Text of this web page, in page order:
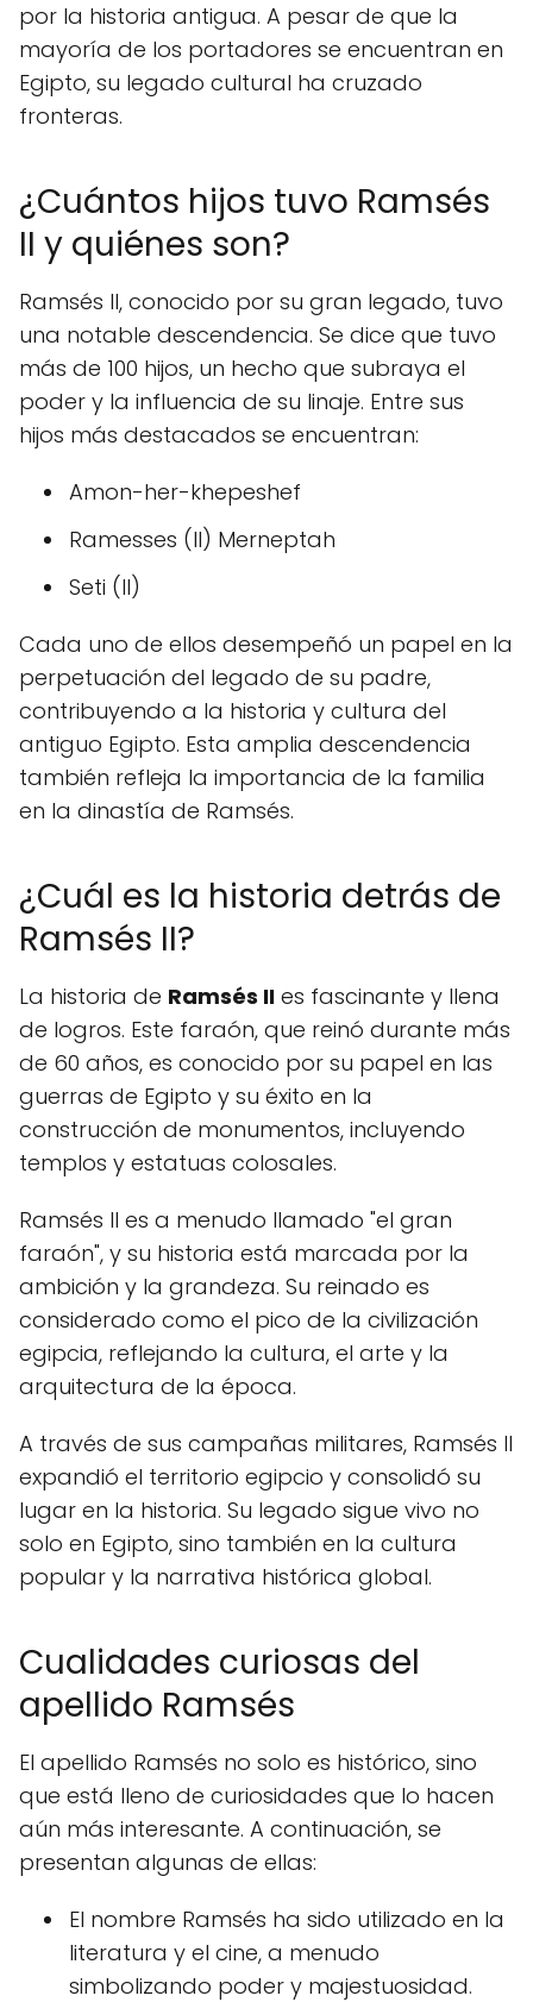
por la historia antigua. A pesar de que la
mayoría de los portadores se encuentran en
Egipto, su legado cultural ha cruzado
fronteras.
¿Cuántos hijos tuvo Ramsés
II y quiénes son?
Ramsés II, conocido por su gran legado, tuvo
una notable descendencia. Se dice que tuvo
más de 100 hijos, un hecho que subraya el
poder y la influencia de su linaje. Entre sus
hijos más destacados se encuentran:
Amon-her-khepeshef
Ramesses (II) Merneptah
Seti (II)
Cada uno de ellos desempeñó un papel en la
perpetuación del legado de su padre,
contribuyendo a la historia y cultura del
antiguo Egipto. Esta amplia descendencia
también refleja la importancia de la familia
en la dinastía de Ramsés.
¿Cuál es la historia detrás de
Ramsés II?
La historia de Ramsés II es fascinante y llena
de logros. Este faraón, que reinó durante más
de 60 años, es conocido por su papel en las
guerras de Egipto y su éxito en la
construcción de monumentos, incluyendo
templos y estatuas colosales.
Ramsés II es a menudo llamado "el gran
faraón", y su historia está marcada por la
ambición y la grandeza. Su reinado es
considerado como el pico de la civilización
egipcia, reflejando la cultura, el arte y la
arquitectura de la época.
A través de sus campañas militares, Ramsés II
expandió el territorio egipcio y consolidó su
lugar en la historia. Su legado sigue vivo no
solo en Egipto, sino también en la cultura
popular y la narrativa histórica global.
Cualidades curiosas del
apellido Ramsés
El apellido Ramsés no solo es histórico, sino
que está lleno de curiosidades que lo hacen
aún más interesante. A continuación, se
presentan algunas de ellas:
El nombre Ramsés ha sido utilizado en la
literatura y el cine, a menudo
simbolizando poder y majestuosidad.